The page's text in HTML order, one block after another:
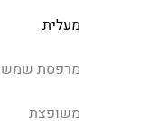
מעלית
מרפסת שמש
משופצת